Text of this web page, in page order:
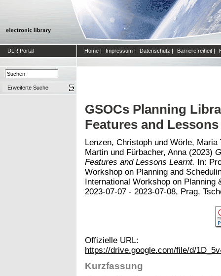
DLR Portal Home | Impressum | Datenschutz | Barrierefreiheit |
Erweiterte Suche
GSOCs Planning
Features and
Lenzen, Christoph und Wörle, Maria
Martin und Fürbacher, Anna (2023)
Features and Lessons Learnt. In:
Workshop on Planning and
International Workshop on Planning
2023-07-07 - 2023-07-08, Prag,
Offizielle URL:
https://drive.google.com/file/d/
Kurzfassung